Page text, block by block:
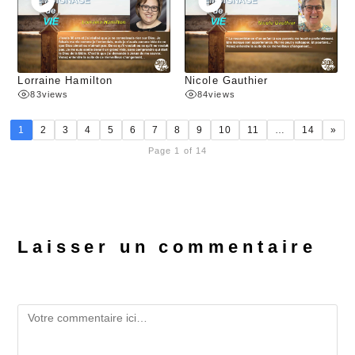
Lorraine Hamilton
83views
Nicole Gauthier
84views
1 2 3 4 5 6 7 8 9 10 11 … 14 »
Page 1 of 14
Laisser un commentaire